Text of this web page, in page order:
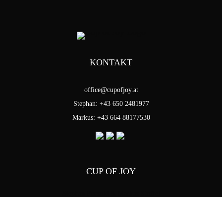
KONTAKT
office@cupofjoy.at
Stephan: +43 650 2481977
Markus: +43 664 88177530
CUP OF JOY